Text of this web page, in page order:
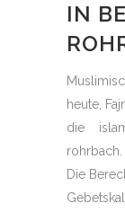
IN
heute,
die
rohrbach.
Die